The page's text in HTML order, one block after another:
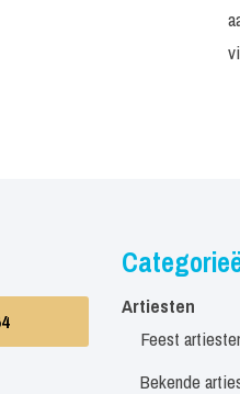
Artiesten
Feest
Bekende